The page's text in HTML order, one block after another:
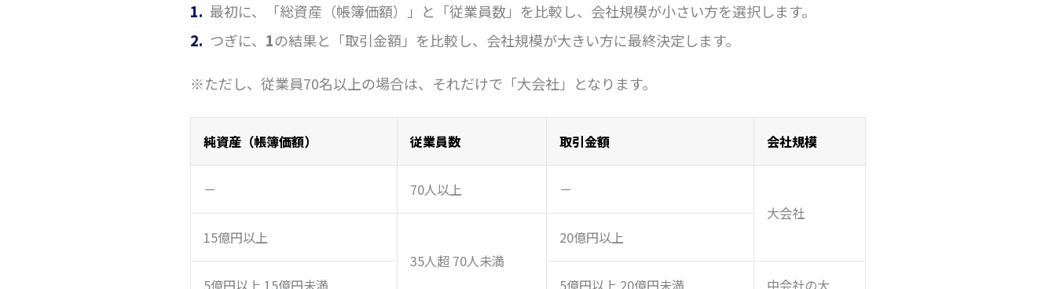
最初に、「総資産（帳簿価額）」と「従業員数」を比較し、会社規模が小さい方を選択します。
つぎに、 1の結果と「取引金額」を比較し、会社規模が大きい方に最終決定します。
※ただし、従業員70名以上の場合は、それだけで「大会社」となります。
純資産（帳簿価額） 従業員数 取引金額 会社規模
－ 70人以上
－
大会社
15億円以上
35人超 70人未満
20億円以上
5億円以上 15億円未満 5億円以上 20億円未満 中会社の大